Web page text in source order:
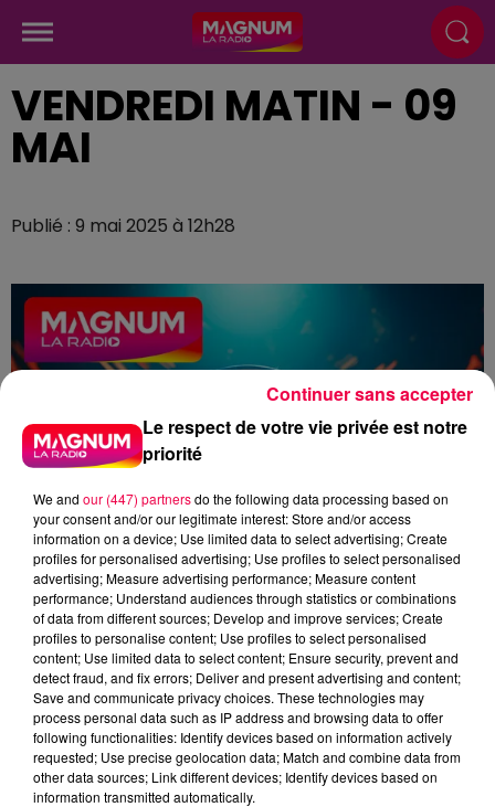
VENDREDI MATIN - 09
MAI
Publié : 9 mai 2025 à 12h28
podcasts/2025/05/12-1.mp3
Le respect de votre vie privée est notre
priorité
We and our (447) partnersdo the following data processing based on
your consent and/or our legitimate interest: Store and/or access
information on a device; Use limited data to select advertising; Create
profiles for personalised advertising; Use profiles to select personalised
advertising; Measure advertising performance; Measure content
performance; Understand audiences through statistics or combinations
of data from different sources; Develop and improve services; Create
profiles to personalise content; Use profiles to select personalised
content; Use limited data to select content; Ensure security, prevent and
detect fraud, and fix errors; Deliver and present advertising and content;
Save and communicate privacy choices. These technologies may
process personal data such as IP address and browsing data to offer
following functionalities: Identify devices based on information actively
requested; Use precise geolocation data; Match and combine data from
other data sources; Link different devices; Identify devices based on
information transmitted automatically.
Continuer sans accepter